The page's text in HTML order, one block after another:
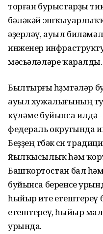
торған бурыстарҙы
бәләкәй
әҙерләү, ауыл
инженер
мәсьәләләре ҡаралды.
Былтырғы һөҙөмтәләр
ауыл хужалығының
күләме буйынса илдә
федераль округында
Беҙҙең төбәк өсөн
йылҡысылыҡ һәм
Башҡортостан бал
буйынса беренсе
һыйыр ите етештереү
етештереү, һыйыр
урында.